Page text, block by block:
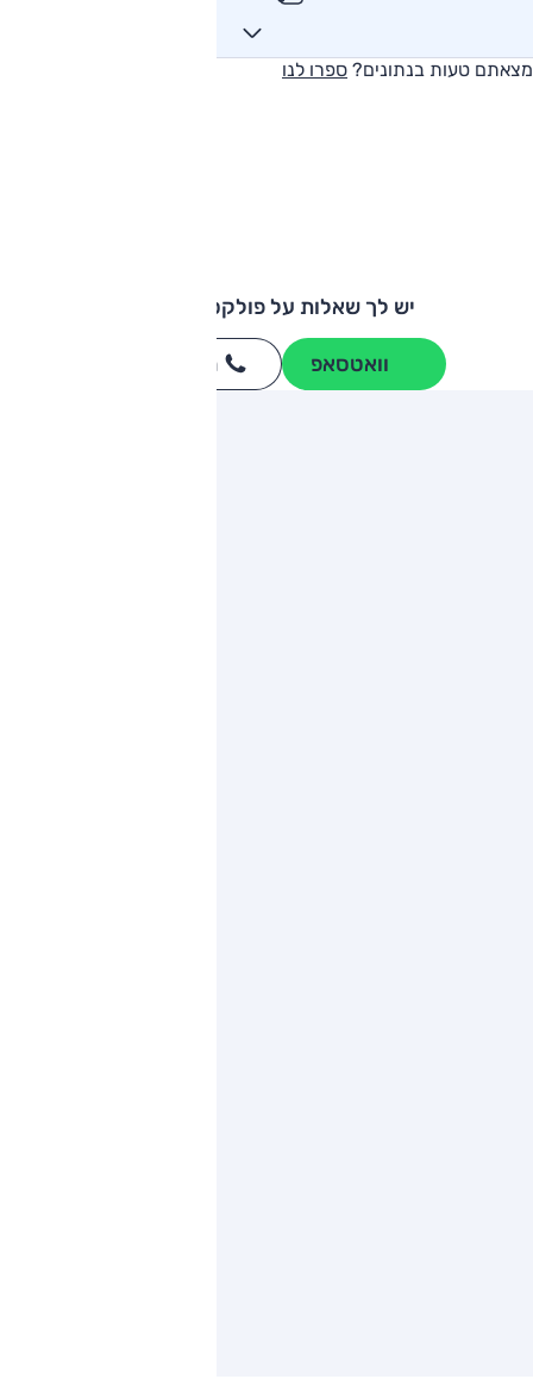
מצאתם טעות בנתונים? ספרו לנו
יש לך שאלות על פולקסווגן קאדי?
וואטסאפ חייגו
מותגים מתחרים